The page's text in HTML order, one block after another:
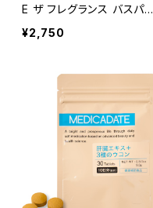
E ザ フレグランス バスパウ
ダー 1包30g入り
¥2,750